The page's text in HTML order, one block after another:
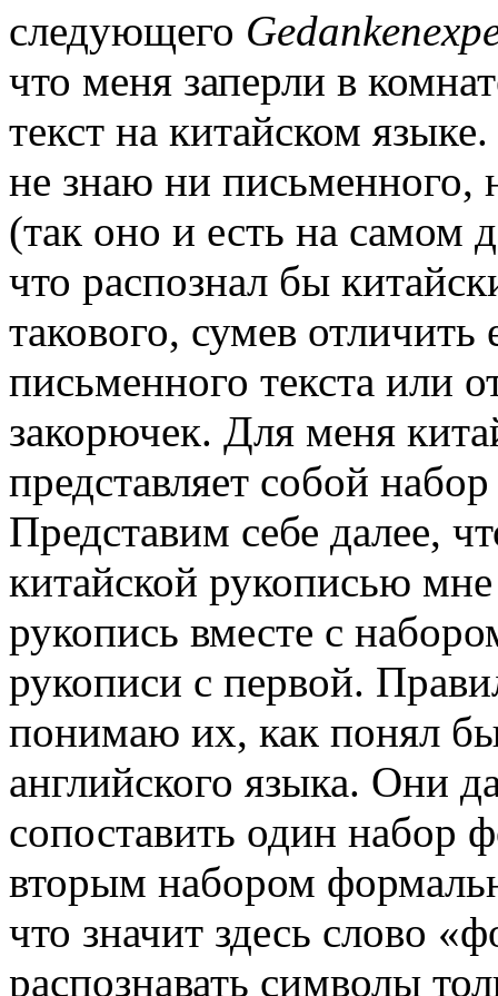
следующего
что меня заперли в
текст на китайском
не знаю ни письменного,
(так оно и есть на самом
что рас­познал бы
такового, сумев
письменного текста или
закорючек. Для меня
представляет собой
Предста­вим себе далее,
китайской рукописью
рукопись вместе с
рукописи с первой.
понимаю их, как понял
английского языка. Они
сопоставить один набор
вторым набором
что значит здесь слово
рас­познавать символы